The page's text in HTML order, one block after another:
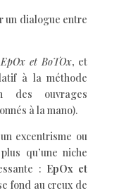
un dialogue entre
EpOx et BoTOx, et
à la méthode
des ouvrages
à la mano).
excentrisme ou
qu’une niche
: EpOx et
fond au creux de